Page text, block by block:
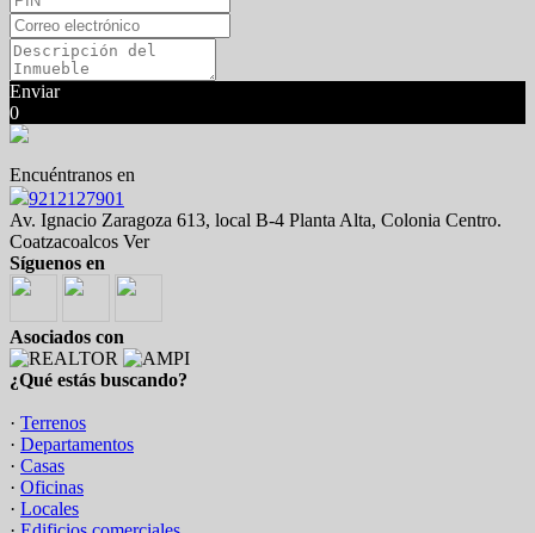
Enviar
0
Encuéntranos en
9212127901
Av. Ignacio Zaragoza 613, local B-4 Planta Alta, Colonia Centro.
Coatzacoalcos Ver
Síguenos en
Asociados con
¿Qué estás buscando?
· Terrenos
· Departamentos
· Casas
· Oficinas
· Locales